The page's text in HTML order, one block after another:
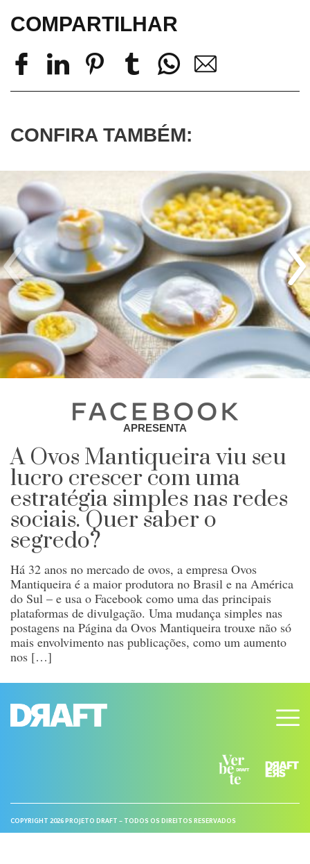
COMPARTILHAR
CONFIRA TAMBÉM:
APRESENTA
A Ovos Mantiqueira viu seu
lucro crescer com uma
estratégia simples nas redes
sociais. Quer saber o
segredo?
Há 32 anos no mercado de ovos, a empresa Ovos
Mantiqueira é a maior produtora no Brasil e na América
do Sul – e usa o Facebook como uma das principais
plataformas de divulgação. Uma mudança simples nas
postagens na Página da Ovos Mantiqueira trouxe não só
mais envolvimento nas publicações, como um aumento
nos […]
COPYRIGHT 2026 PROJETO DRAFT – TODOS OS DIREITOS RESERVADOS